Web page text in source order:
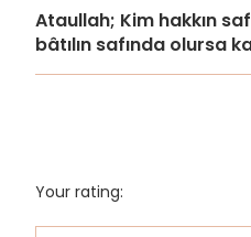
Ataullah; Kim hakkın
bâtılın safında olursa
Your rating: